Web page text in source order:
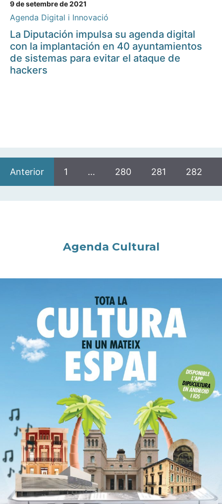
9 de setembre de 2021
Agenda Digital i Innovació
La Diputación impulsa su agenda digital
con la implantación en 40 ayuntamientos
de sistemas para evitar el ataque de
hackers
Anterior 1 … 280 281 282
Agenda Cultural